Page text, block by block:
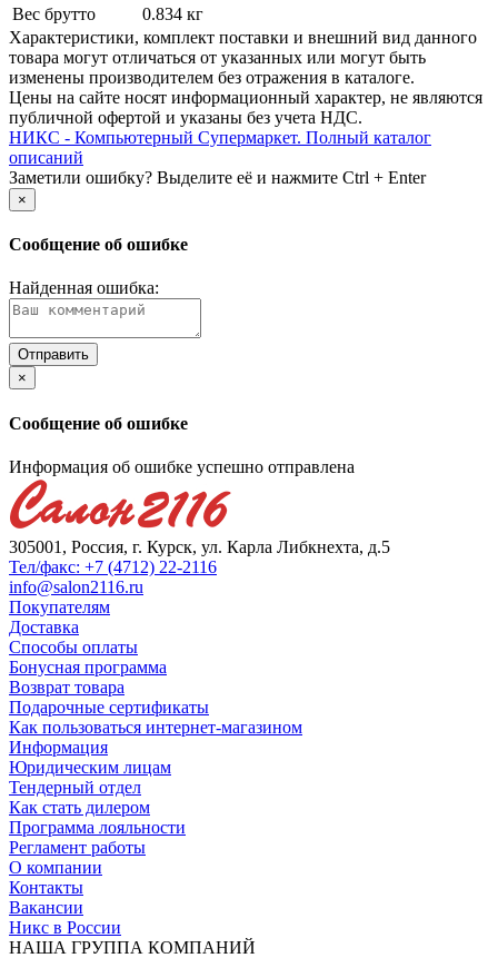
Вес брутто
0.834 кг
Xарактеристики, комплект поставки и внешний вид данного
товара могут отличаться от указанных или могут быть
изменены производителем без отражения в каталоге.
Цены на сайте носят информационный характер, не являются
публичной офертой и указаны без учета НДС.
НИКС - Компьютерный Cупермаркет. Полный каталог
описаний
Заметили ошибку? Выделите её и нажмите Ctrl + Enter
×
Сообщение об ошибке
Найденная ошибка:
×
Сообщение об ошибке
Информация об ошибке успешно отправлена
305001, Россия, г. Курск, ул. Карла Либкнехта, д.5
Тел/факс: +7 (4712) 22-2116
info@salon2116.ru
Покупателям
Доставка
Способы оплаты
Бонусная программа
Возврат товара
Подарочные сертификаты
Как пользоваться интернет-магазином
Информация
Юридическим лицам
Тендерный отдел
Как стать дилером
Программа лояльности
Регламент работы
О компании
Контакты
Вакансии
Никс в России
НАША ГРУППА КОМПАНИЙ